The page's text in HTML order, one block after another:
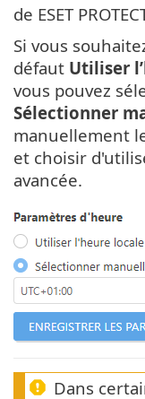
de ESET
Si vous
défaut Utiliser
vous pouvez
Sélectionner
manuellement
et choisir
avancée.
Dans